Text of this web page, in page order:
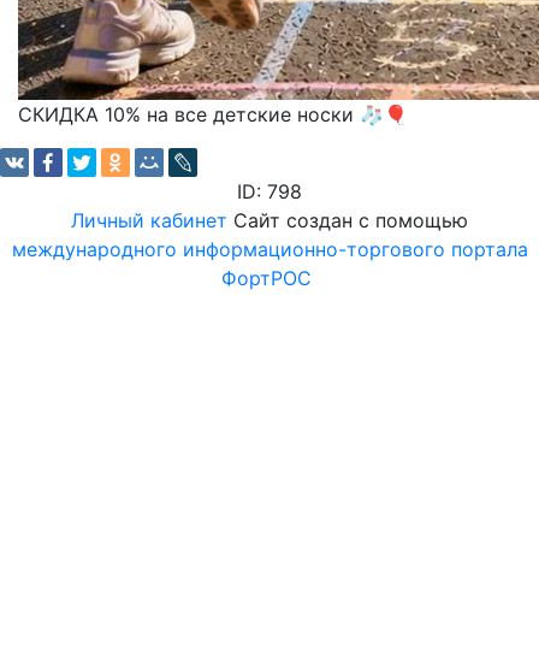
СКИДКА 10% на все детские носки 🧦🎈
ID: 798
Личный кабинет Сайт создан с помощью
международного информационно-торгового портала
ФортРОС